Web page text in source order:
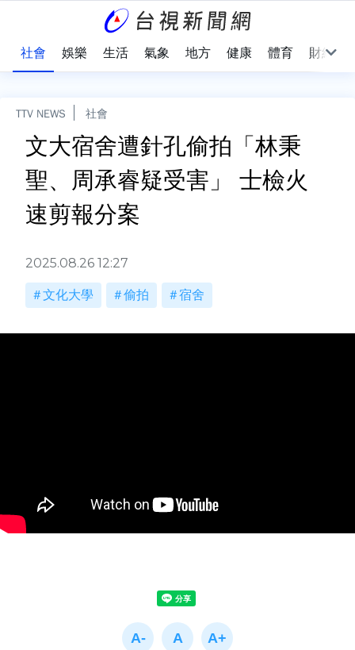
社會 娛樂 生活 氣象 地方 健康 體育 財經
TTV NEWS 社會
文大宿舍遭針孔偷拍「林秉
聖、周承睿疑受害」 士檢火
速剪報分案
2025.08.26 12:27
文化大學 偷拍 宿舍